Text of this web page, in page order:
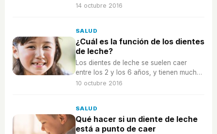
persona lo vive de una manera, hay
14 octubre 2016
SALUD
¿Cuál es la función de los dientes
de leche?
Los dientes de leche se suelen caer
entre los 2 y los 6 años, y tienen muchas
funciones que resultan muy útiles en el
10 octubre 2016
SALUD
Qué hacer si un diente de leche
está a punto de caer